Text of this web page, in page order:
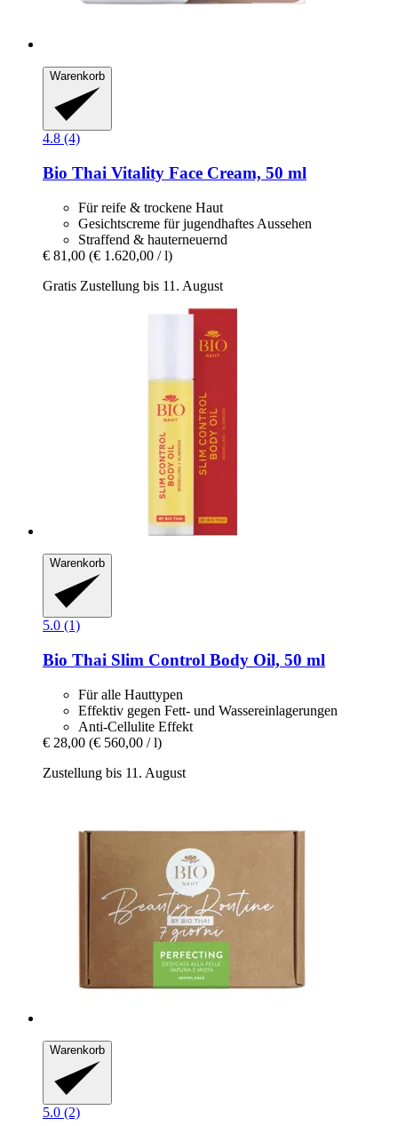
Warenkorb
4.8 (4)
Bio Thai Vitality Face Cream, 50 ml
Für reife & trockene Haut
Gesichtscreme für jugendhaftes Aussehen
Straffend & hauterneuernd
€ 81,00 (€ 1.620,00 / l)
Gratis Zustellung bis 11. August
Warenkorb
5.0 (1)
Bio Thai Slim Control Body Oil, 50 ml
Für alle Hauttypen
Effektiv gegen Fett- und Wassereinlagerungen
Anti-Cellulite Effekt
€ 28,00 (€ 560,00 / l)
Zustellung bis 11. August
Warenkorb
5.0 (2)